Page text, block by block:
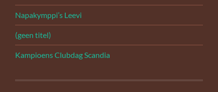
Napakymppi’s Leevi
(geen titel)
Kampioens Clubdag Scandia